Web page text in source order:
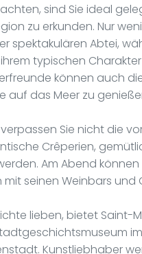
sind Sie ideal
zu erkunden. Nur
spektakulären Abtei,
typischen
können auch
auf das Meer zu
verpassen Sie nicht die
Crêperien,
Am Abend
seinen Weinbars
lieben, bietet Saint-
Kunstliebhaber